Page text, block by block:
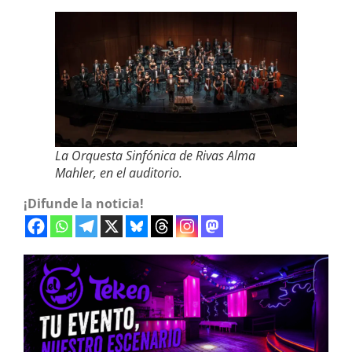
La Orquesta Sinfónica de Rivas Alma
Mahler, en el auditorio.
¡Difunde la noticia!